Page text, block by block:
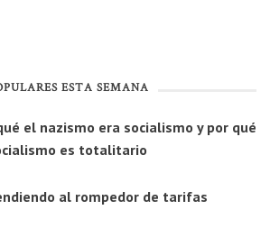
ESTA SEMANA
el nazismo era socialismo y por qué
es totalitario
al rompedor de tarifas